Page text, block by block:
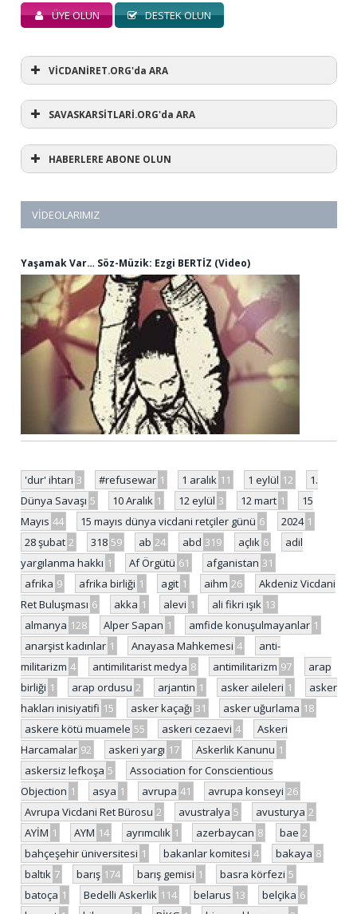
ÜYE OLUN DESTEK OLUN
VİCDANİRET.ORG'da ARA
SAVASKARSİTLARİ.ORG'da ARA
HABERLERE ABONE OLUN
VIDEOLARIMIZ
Yaşamak Var… Söz-Müzik: Ezgi BERTİZ (Video)
'dur' ihtarı 3 #refusewar 1 1 aralık 11 1 eylül 12
1.
Dünya Savaşı 5 10 Aralık 1 12 eylül 3 12 mart 1
15
Mayıs 44 15 mayıs dünya vicdani retçiler günü 6 2024 1
28 şubat 2 318 59 ab 24 abd 319 açlık 6
adil
yargılanma hakkı 1 Af Örgütü 61 afganistan 31
afrika 9 afrika birliği 1 agit 1 aihm 26
Akdeniz Vicdani
Ret Buluşması 6 akka 1 alevi 1 ali fikri ışık 13
almanya 128 Alper Sapan 1 amfide konuşulmayanlar 1
anarşist kadınlar 1 Anayasa Mahkemesi 4
anti-
militarizm 4 antimilitarist medya 8 antimilitarizm 97
arap
birliği 1 arap ordusu 2 arjantin 1 asker aileleri 1
asker
hakları inisiyatifi 15 asker kaçağı 31 asker uğurlama 18
askere kötü muamele 55 askeri cezaevi 4
Askeri
Harcamalar 92 askeri yargı 17 Askerlik Kanunu 1
askersiz lefkoşa 5
Association for Conscientious
Objection 1 asya 1 avrupa 41 avrupa konseyi 26
Avrupa Vicdani Ret Bürosu 2 avustralya 5 avusturya 2
AYİM 1 AYM 14 ayrımcılık 1 azerbaycan 8 bae 2
bahçeşehir üniversitesi 1 bakanlar komitesi 4 bakaya 8
baltık 7 barış 174 barış gemisi 1 basra körfezi 5
batoça 1 Bedelli Askerlik 114 belarus 13 belçika 6